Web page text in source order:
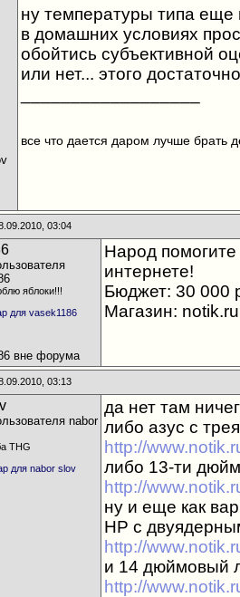
ну температуры типа еще
в домашних условиях
обойтись субъективной
или нет... этого
все что дается даром лучше брать
03:04
яблоки!!!
Народ помогите
интернете!
Бюджет: 30 000
Магазин: notik.ru
03:13
THG
да нет там
либо азус с
http://
либо 13-ти
http://
ну и еще как
НР с
http://
и 14 дюймовый
http://